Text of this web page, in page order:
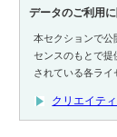
データのご利用
本セクションで公
センスのもとで提
されている各ライ
クリエイテ